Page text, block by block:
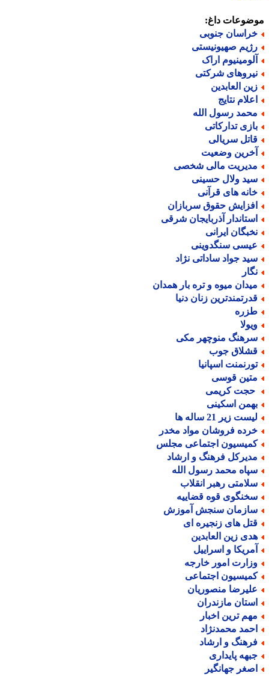
داغ:
جنوبی
صهیونیستی
اراک
شرکتی
العابدین
نتایج
رسول الله
تدارکاتی
سریالی
وضعیت
مالی شخصی
ولال حسینی
های قرآنی
حقوق سربازان
آذربایجان شرقی
ایرانی
سنگدوینی
جواد ساداتی نژاد
میوه و تره بار همدان
زنان دنیا
منوچهر مکی
جوب
اسپانیا
قوسی
کریمی
اسکینی
زیر 21 ساله ها
فروشان مواد مخدر
اجتماعی مجلس
فرهنگ و ارشاد
محمد رسول الله
رهبر انقلاب
قوه قضاییه
سنجش آموزش
های زنجیره ای
زین العابدین
و اسراییل
امور خارجه
اجتماعی
منصوریان
مازندران
ترین اخبار
محمدنژاد
و ارشاد
پایداری
جهانگیر